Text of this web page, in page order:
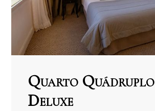
Quarto Quádruplo
Deluxe